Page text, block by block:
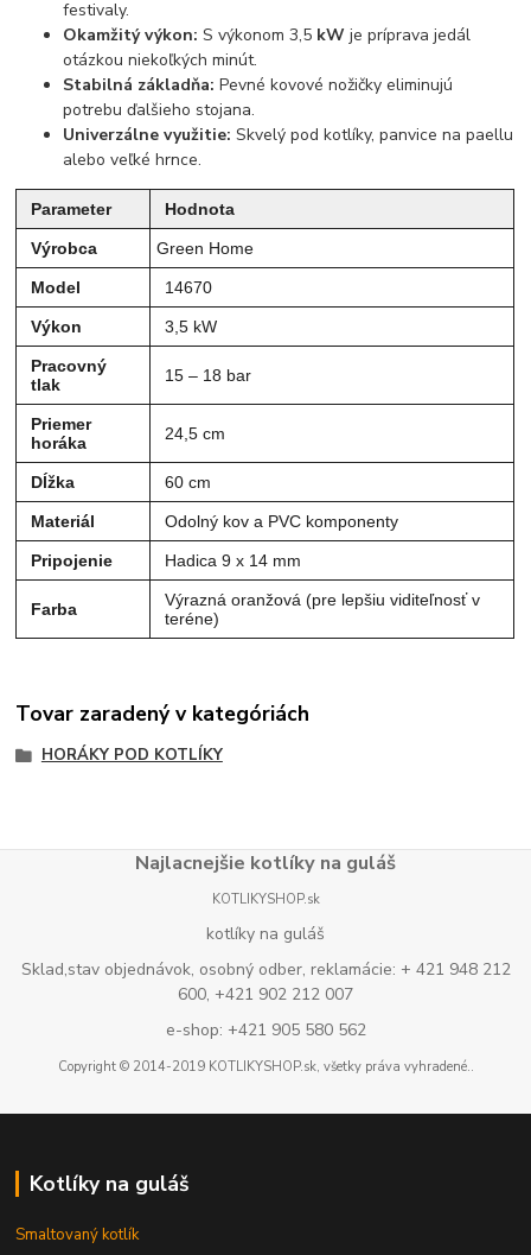
festivaly.
Okamžitý výkon: S výkonom 3,5 kW je príprava jedál
otázkou niekoľkých minút.
Stabilná základňa: Pevné kovové nožičky eliminujú
potrebu ďalšieho stojana.
Univerzálne využitie: Skvelý pod kotlíky, panvice na paellu
alebo veľké hrnce.
Parameter Hodnota
Výrobca Green Home
Model 14670
Výkon 3,5 kW
Pracovný
tlak
15 – 18 bar
Priemer
horáka
24,5 cm
Dĺžka 60 cm
Materiál Odolný kov a PVC komponenty
Pripojenie Hadica 9 x 14 mm
Farba
Výrazná oranžová (pre lepšiu viditeľnosť v
teréne)
Tovar zaradený v kategóriách
HORÁKY POD KOTLÍKY
Najlacnejšie kotlíky na guláš
KOTLIKYSHOP.sk
kotlíky na guláš
Sklad,stav objednávok, osobný odber, reklamácie: + 421 948 212
600, +421 902 212 007
e-shop: +421 905 580 562
Copyright © 2014-2019 KOTLIKYSHOP.sk, všetky práva vyhradené..
Kotlíky na guláš
Smaltovaný kotlík